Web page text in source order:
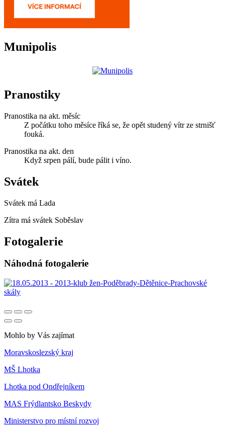
Munipolis
Pranostiky
Pranostika na akt. měsíc
Z počátku toho měsíce říká se, že opět studený vítr ze strnišť
fouká.
Pranostika na akt. den
Když srpen pálí, bude pálit i víno.
Svátek
Svátek má Lada
Zítra má svátek Soběslav
Fotogalerie
Náhodná fotogalerie
Mohlo by Vás zajímat
Moravskoslezský kraj
MŠ Lhotka
Lhotka pod Ondřejníkem
MAS Frýdlantsko Beskydy
Ministerstvo pro místní rozvoj